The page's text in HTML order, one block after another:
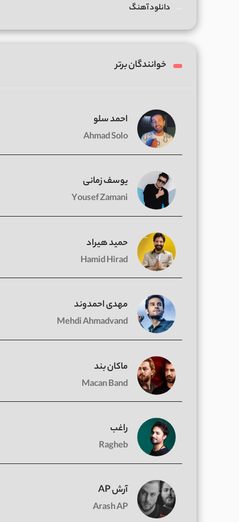
دانلود آهنگ
خوانندگان برتر
احمد سلو
Ahmad Solo
یوسف زمانی
Yousef Zamani
حمید هیراد
Hamid Hirad
مهدی احمدوند
Mehdi Ahmadvand
ماکان بند
Macan Band
راغب
Ragheb
آرش AP
Arash AP